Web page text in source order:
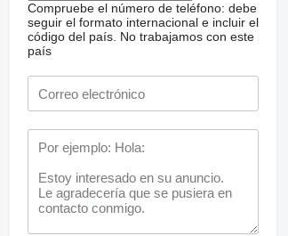
Compruebe el número de teléfono: debe
seguir el formato internacional e incluir el
código del país. No trabajamos con este
país